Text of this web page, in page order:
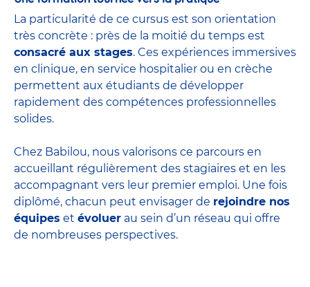
La particularité de ce cursus est son orientation
très concrète : près de la moitié du temps est
consacré aux stages. Ces expériences immersives
en clinique, en service hospitalier ou en crèche
permettent aux étudiants de développer
rapidement des compétences professionnelles
solides.
Chez Babilou, nous valorisons ce parcours en
accueillant régulièrement des stagiaires et en les
accompagnant vers leur premier emploi. Une fois
diplômé, chacun peut envisager de rejoindre nos
équipes et évoluer au sein d’un réseau qui offre
de nombreuses perspectives.